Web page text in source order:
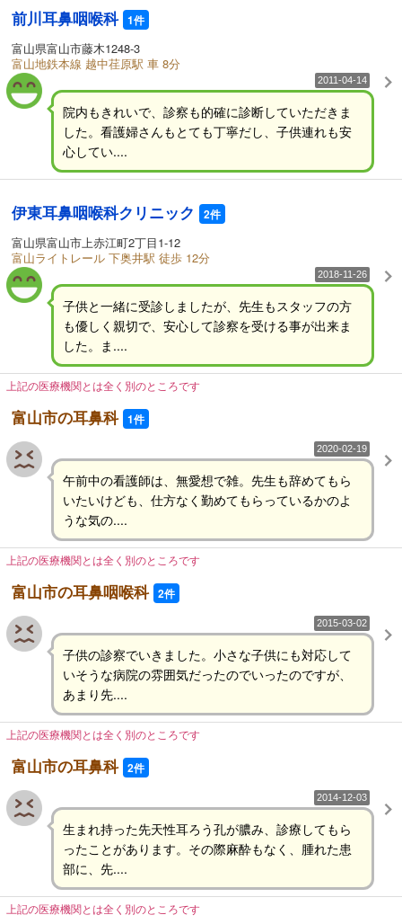
前川耳鼻咽喉科 1件
富山県富山市藤木1248-3
富山地鉄本線 越中荏原駅 車 8分
2011-04-14
院内もきれいで、診察も的確に診断していただきま
した。看護婦さんもとても丁寧だし、子供連れも安
心してい....
伊東耳鼻咽喉科クリニック 2件
富山県富山市上赤江町2丁目1-12
富山ライトレール 下奥井駅 徒歩 12分
2018-11-26
子供と一緒に受診しましたが、先生もスタッフの方
も優しく親切で、安心して診察を受ける事が出来ま
した。ま....
上記の医療機関とは全く別のところです
富山市の耳鼻科 1件
2020-02-19
午前中の看護師は、無愛想で雑。先生も辞めてもら
いたいけども、仕方なく勤めてもらっているかのよ
うな気の....
上記の医療機関とは全く別のところです
富山市の耳鼻咽喉科 2件
2015-03-02
子供の診察でいきました。小さな子供にも対応して
いそうな病院の雰囲気だったのでいったのですが、
あまり先....
上記の医療機関とは全く別のところです
富山市の耳鼻科 2件
2014-12-03
生まれ持った先天性耳ろう孔が膿み、診療してもら
ったことがあります。その際麻酔もなく、腫れた患
部に、先....
上記の医療機関とは全く別のところです